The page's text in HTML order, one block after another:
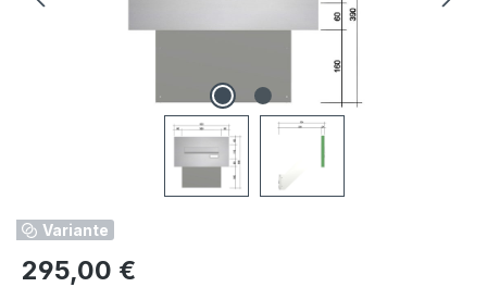
Variante
Regulärer Preis:
295,00 €